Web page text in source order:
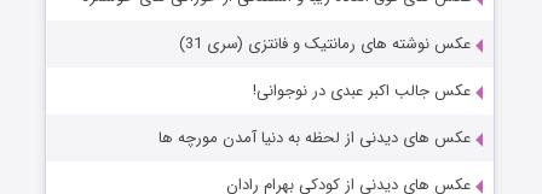
عکس نوشته های رمانتیک و فانتزی (سری 31)
عکس جالب اکبر عبدی در نوجوانی!
عکس های دیدنی از لحظه به دنیا آمدن مورچه ها
عکس های دیدنی از کودکی بهرام رادان